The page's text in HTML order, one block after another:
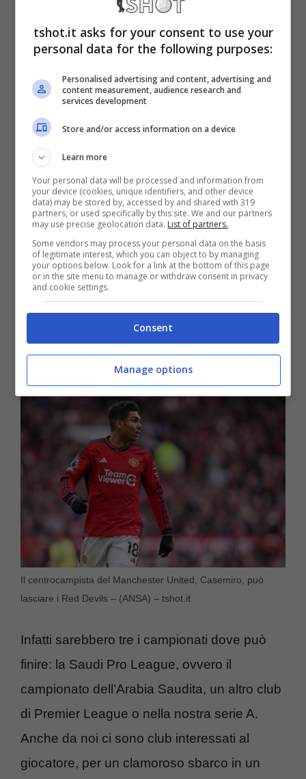
maglia Real.
Casemiro lascia il
Manchester United:
possibile clamorosa pista
in serie A
Il classe ’92 farà di tutto per lasciare il
indiscrezioni di mercato le proposte non gli
mancano e presto potrebbe trovarsi una
nuova sistemazione. Arrivano novità su dove
potrebbe andare, con una
che lo condurrebbe in serie A.
Il centrocampista del Manchester United, Casemiro, può
lasciare i Red Devils – (ANSA) – tshot.it
Infatti sarebbero tre i campionati dove può
finire: la Saudi Pro League, ovvero il
campionato dell’Arabia Saudita, un altro club
di Premier League o nella nostra serie A.
Anche da noi ci sono club interessati al
giocatore, per un clamoroso sbarco in un
tshot.it asks for your consent to use your
personal data for the following purposes:
Personalised advertising and content, advertising and
content measurement, audience research and
services development
Store and/or access information on a device
Learn more
Your personal data will be processed and information from
your device (cookies, unique identifiers, and other device
data) may be stored by, accessed by and shared with 319
partners, or used specifically by this site. We and our partners
may use precise geolocation data. List of partners.
Some vendors may process your personal data on the basis
of legitimate interest, which you can object to by managing
your options below. Look for a link at the bottom of this page
or in the site menu to manage or withdraw consent in privacy
and cookie settings.
Consent
Manage options